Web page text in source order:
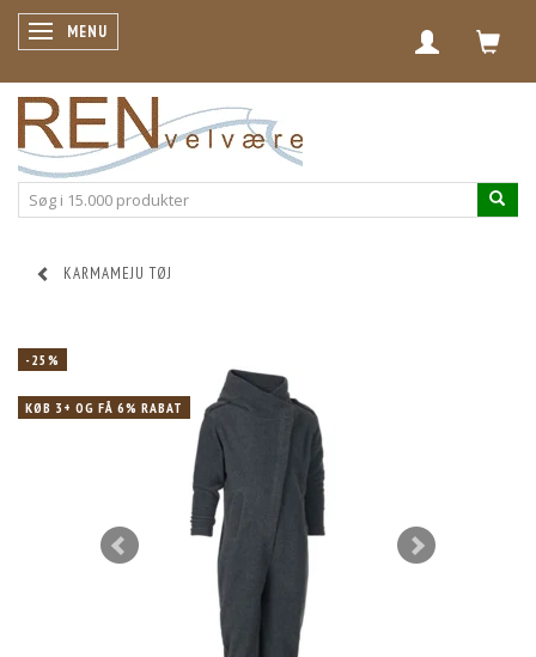
SKIFTE NAVIGATION
MENU
KARMAMEJU TØJ
-25%
KØB 3+ OG FÅ 6% RABAT